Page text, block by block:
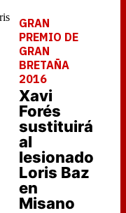
GRAN
PREMIO DE
GRAN
BRETAÑA
2016
Xavi
Forés
sustituirá
al
lesionado
Loris Baz
en
Misano